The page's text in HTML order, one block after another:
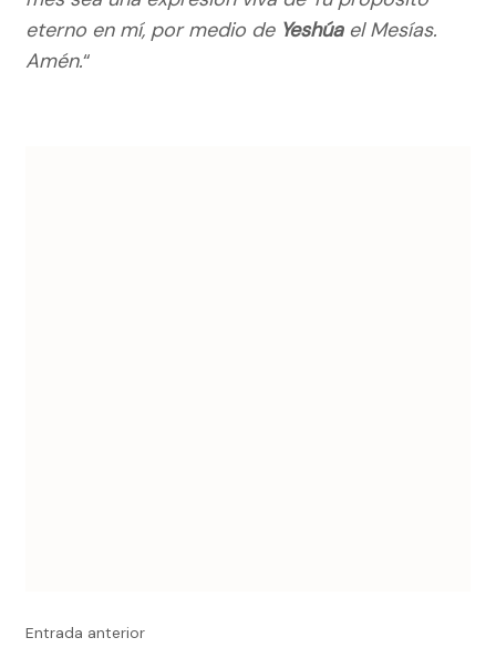
eterno en mí, por medio de Yeshúael Mesías.
Amén.“
Entrada anterior